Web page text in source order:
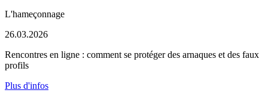
L'hameçonnage
26.03.2026
Rencontres en ligne : comment se protéger des arnaques et des faux
profils
Plus d'infos